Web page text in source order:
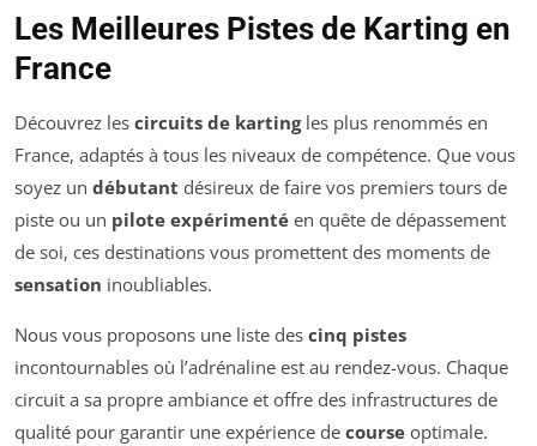
Les Meilleures Pistes de Karting en
France
Découvrez les circuits de kartingles plus renommés en
France, adaptés à tous les niveaux de compétence. Que vous
soyez un débutant désireux de faire vos premiers tours de
piste ou un pilote expérimenté en quête de dépassement
de soi, ces destinations vous promettent des moments de
sensation inoubliables.
Nous vous proposons une liste des cinq pistes
incontournables où l’adrénaline est au rendez-vous. Chaque
circuit a sa propre ambiance et offre des infrastructures de
qualité pour garantir une expérience de course optimale.